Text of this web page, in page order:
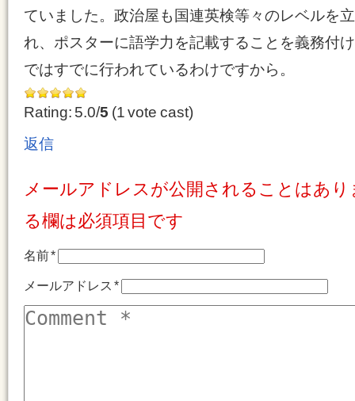
ていました。政治屋も国連英検等々のレベルを
れ、ポスターに語学力を記載することを義務付
ではすでに行われているわけですから。
Rating: 5.0/5 (1 vote cast)
返信
メールアドレスが公開されることはあ
る欄は必須項目です
名前*
メールアドレス*